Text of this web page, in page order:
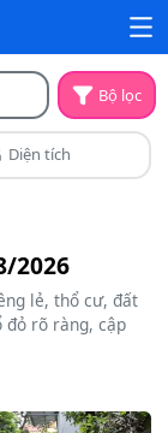
Bộ lọc
Diện tích
2026
lẻ, thổ cư, đất
đỏ rõ ràng, cập